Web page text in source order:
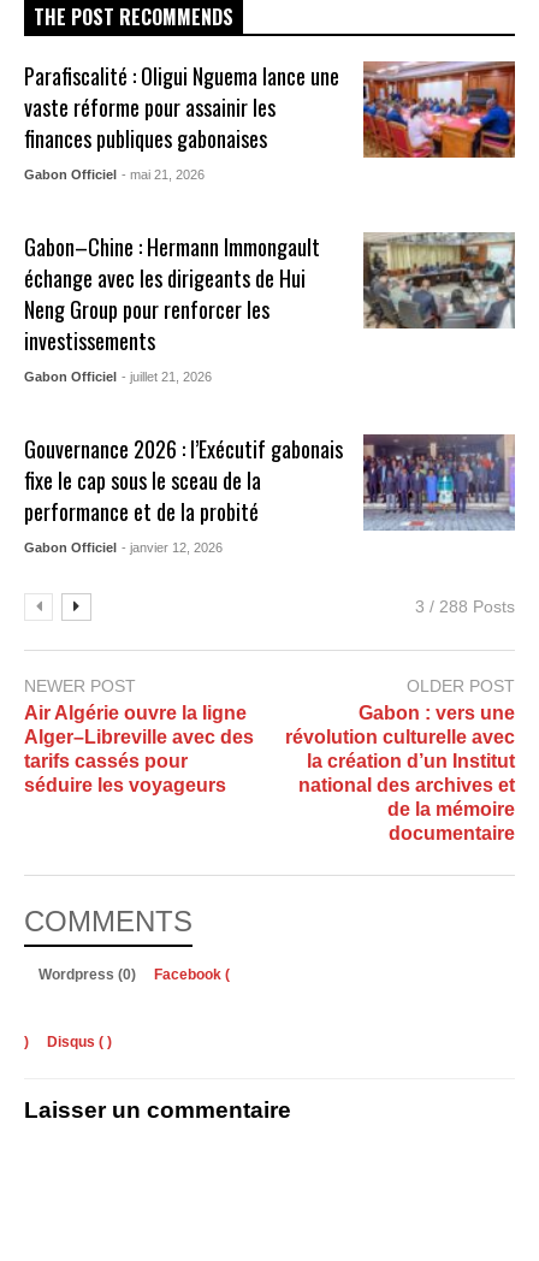
THE POST RECOMMENDS
Parafiscalité : Oligui Nguema lance une
vaste réforme pour assainir les
finances publiques gabonaises
Gabon Officiel - mai 21, 2026
Gabon–Chine : Hermann Immongault
échange avec les dirigeants de Hui
Neng Group pour renforcer les
investissements
Gabon Officiel - juillet 21, 2026
Gouvernance 2026 : l’Exécutif gabonais
fixe le cap sous le sceau de la
performance et de la probité
Gabon Officiel - janvier 12, 2026
3 / 288 Posts
NEWER POST
Air Algérie ouvre la ligne
Alger–Libreville avec des
tarifs cassés pour
séduire les voyageurs
OLDER POST
Gabon : vers une
révolution culturelle avec
la création d’un Institut
national des archives et
de la mémoire
documentaire
COMMENTS
Wordpress (0) Facebook (
) Disqus ( )
Laisser un commentaire